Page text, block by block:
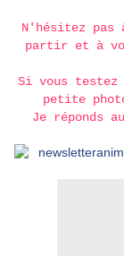
N'hésitez pas
partir et à
Si vous testez
petite
Je réponds